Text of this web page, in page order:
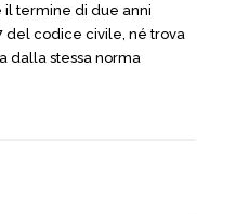
il termine di due anni
del codice civile, né trova
dalla stessa norma